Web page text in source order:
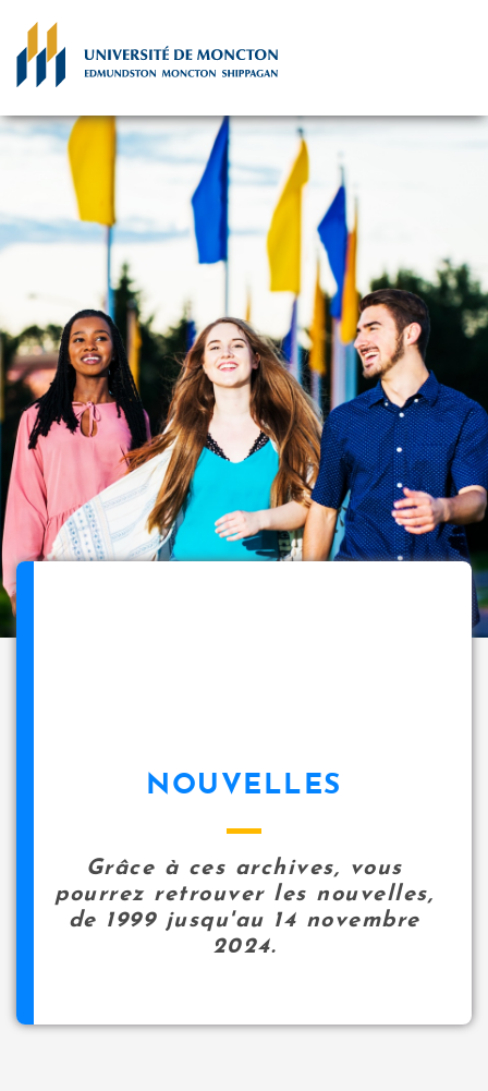
NOUVELLES
Grâce à ces archives, vous
pourrez retrouver les nouvelles,
de 1999 jusqu'au 14 novembre
2024.